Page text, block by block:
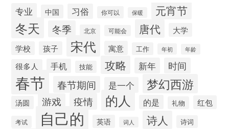
专业 中国 习俗 你可以 保暖 元宵节
冬天 冬季 北京 可能会 唐代
大学
学校
孩子 宋代 寓意 工作 年初 年龄
很多人 手机 技能 攻略 新年 时间
春节 春节期间 是一个 梦幻西游
汤圆 游戏 疫情 的人 的是 礼物 红包
考试 自己的 英语 词人 诗人 诗词